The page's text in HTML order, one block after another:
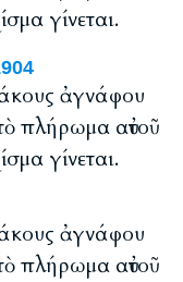
γίνεται.
ἀγνάφου
πλήρωμα αὐτοῦ
γίνεται.
ἀγνάφου
πλήρωμα αὐτοῦ